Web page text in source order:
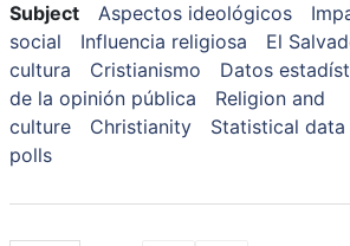
Subject
Aspectos ideológicos
social
Influencia religiosa El
cultura
Cristianismo Datos
de la opinión pública
Religion and
culture
Christianity Statistical data
polls